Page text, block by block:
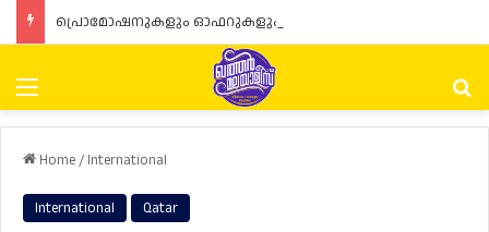
Menu
Home/ International
International Qatar